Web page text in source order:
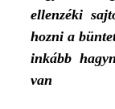
ellenzéki
hozni a
inkább
van